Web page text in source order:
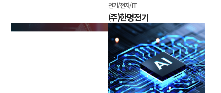
전기/전자/IT
(주)한명전기